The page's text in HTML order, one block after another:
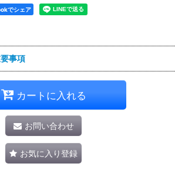
でシェア
事項
カートに入れる
お問い合わせ
お気に入り登録